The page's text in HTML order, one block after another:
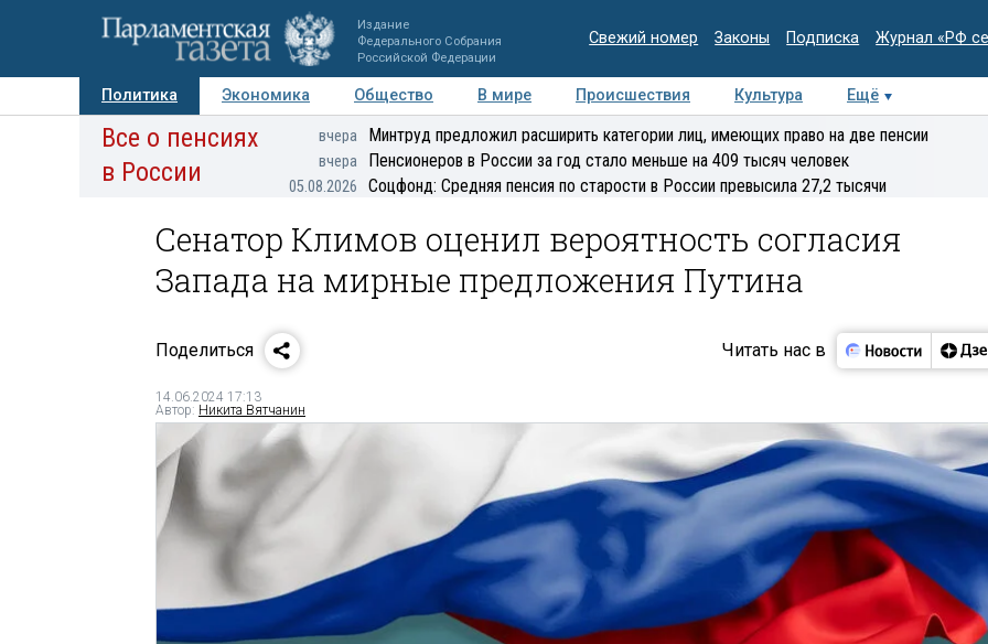
Издание
Федерального Собрания
Российской Федерации
Свежий номер Законы Подписка Журнал «РФ
Политика Экономика Общество В мире Происшествия Культура
Ещё
Авторы Персоны Мнения Регионы Медиацентр Интервью Колумнисты
Все о пенсиях
в России
вчера Минтруд предложил расширить категории лиц, имеющих право на две пенсии
вчера Пенсионеров в России за год стало меньше на 409 тысяч человек
05.08.2026 Соцфонд: Средняя пенсия по старости в России превысила 27,2 тысячи
Сенатор Климов оценил вероятность согласия
Запада на мирные предложения Путина
Поделиться Читать нас в
14.06.2024 17:13
Автор: Никита Вятчанин